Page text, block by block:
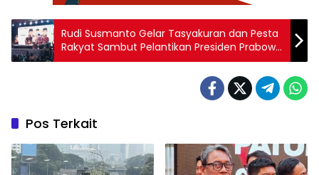
Rudi Susmanto Gelar Tasyakuran dan Pesta
Rakyat Sambut Pelantikan Presiden Prabowo
Subianto
Pos Terkait